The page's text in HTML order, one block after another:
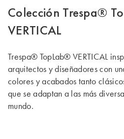
Colección Trespa®
VERTICAL
Trespa® TopLab® VERTICAL
arquitectos y diseñadores con
colores y acabados tanto
que se adaptan a las más
mundo.